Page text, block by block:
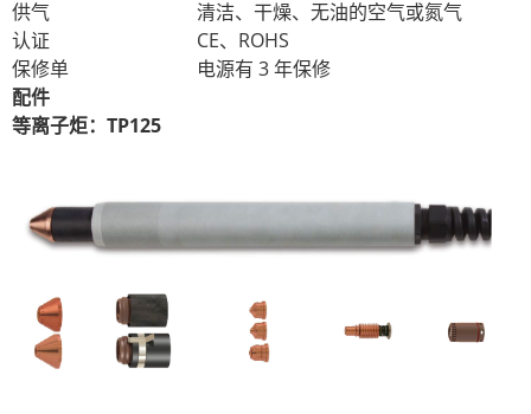
供气
清洁、干燥、无油的空气或氮气
认证
CE、ROHS
保修单
电源有 3 年保修
配件
等离子炬：TP125